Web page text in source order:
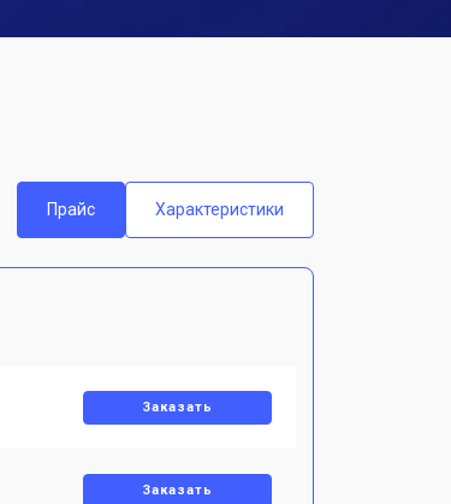
Прайс
Характеристики
Заказать
Заказать